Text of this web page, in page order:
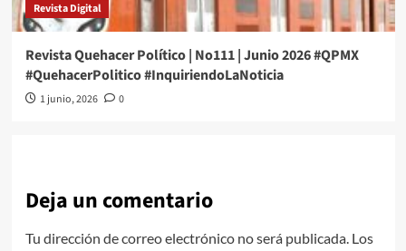
Revista Digital
Revista Quehacer Político | No111 | Junio 2026 #QPMX
#QuehacerPolitico #InquiriendoLaNoticia
1 junio, 2026 0
Deja un comentario
Tu dirección de correo electrónico no será publicada. Los